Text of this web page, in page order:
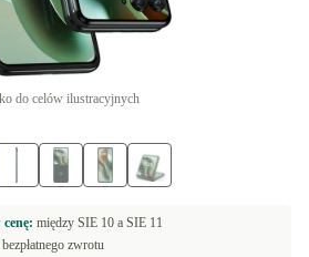
do celów ilustracyjnych
między SIE 10 a SIE 11
zwrotu